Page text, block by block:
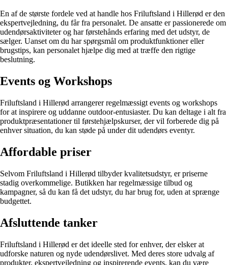
En af de største fordele ved at handle hos Friluftsland i Hillerød er den
ekspertvejledning, du får fra personalet. De ansatte er passionerede om
udendørsaktiviteter og har førstehånds erfaring med det udstyr, de
sælger. Uanset om du har spørgsmål om produktfunktioner eller
brugstips, kan personalet hjælpe dig med at træffe den rigtige
beslutning.
Events og Workshops
Friluftsland i Hillerød arrangerer regelmæssigt events og workshops
for at inspirere og uddanne outdoor-entusiaster. Du kan deltage i alt fra
produktpræsentationer til førstehjælpskurser, der vil forberede dig på
enhver situation, du kan støde på under dit udendørs eventyr.
Affordable priser
Selvom Friluftsland i Hillerød tilbyder kvalitetsudstyr, er priserne
stadig overkommelige. Butikken har regelmæssige tilbud og
kampagner, så du kan få det udstyr, du har brug for, uden at sprænge
budgettet.
Afsluttende tanker
Friluftsland i Hillerød er det ideelle sted for enhver, der elsker at
udforske naturen og nyde udendørslivet. Med deres store udvalg af
produkter, ekspertvejledning og inspirerende events, kan du være